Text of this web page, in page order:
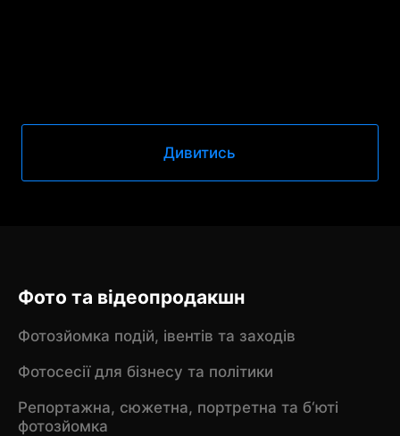
Дивитись
Фото та відеопродакшн
Фотозйомка подій, івентів та заходів
Фотосесії для бізнесу та політики
Репортажна, сюжетна, портретна та б‘юті
фотозйомка